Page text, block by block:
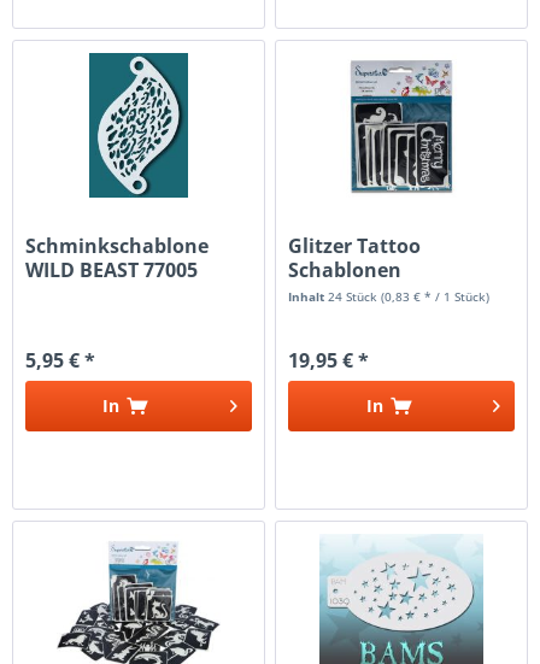
Schminkschablone
WILD BEAST 77005
5,95 € *
In
Glitzer Tattoo
Schablonen
Weihnachten XL
Inhalt24 Stück(0,83 € * / 1 Stück)
19,95 € *
In